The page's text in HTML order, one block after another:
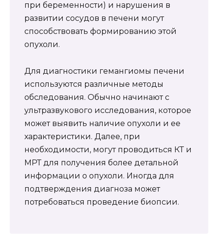
при беременности) и нарушения в
развитии сосудов в печени могут
способствовать формированию этой
опухоли.
Для диагностики гемангиомы печени
используются различные методы
обследования. Обычно начинают с
ультразвукового исследования, которое
может выявить наличие опухоли и ее
характеристики. Далее, при
необходимости, могут проводиться КТ и
МРТ для получения более детальной
информации о опухоли. Иногда для
подтверждения диагноза может
потребоваться проведение биопсии.